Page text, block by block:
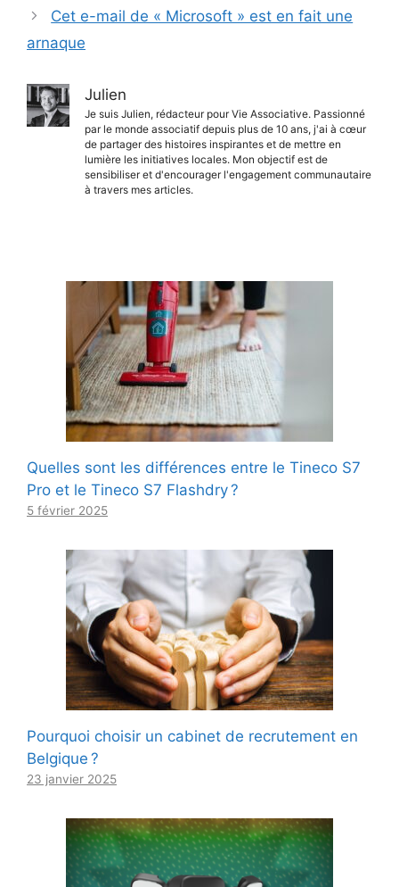
Cet e-mail de « Microsoft » est en fait une
arnaque
Julien
Je suis Julien, rédacteur pour Vie Associative. Passionné
par le monde associatif depuis plus de 10 ans, j'ai à cœur
de partager des histoires inspirantes et de mettre en
lumière les initiatives locales. Mon objectif est de
sensibiliser et d'encourager l'engagement communautaire
à travers mes articles.
Quelles sont les différences entre le Tineco S7
Pro et le Tineco S7 Flashdry ?
5 février 2025
Pourquoi choisir un cabinet de recrutement en
Belgique ?
23 janvier 2025